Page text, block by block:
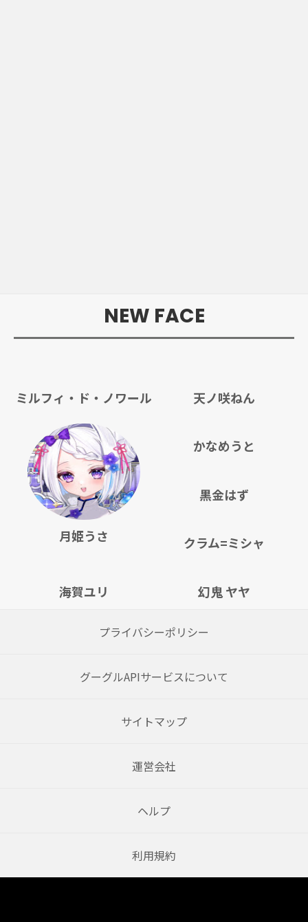
NEW FACE
ミルフィ・ド・ノワール 天ノ咲ねん
月姫うさ
かなめうと
黒金はず
クラム=ミシャ
海賀ユリ 幻鬼 ヤヤ
プライバシーポリシー
グーグルAPIサービスについて
サイトマップ
運営会社
ヘルプ
利用規約